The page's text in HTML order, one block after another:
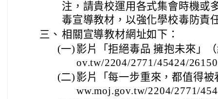
注，請貴校運用各式集會時機或
毒宣導教材，以強化學校毒防責
三、 相關宣導教材網址如下：
(一) 影片「拒絕毒品 擁抱未來」
ov.tw/2204/2771/45424/
(二) 影片「每一步重來，都值得
ww.moj.gov.tw/2204/2771/